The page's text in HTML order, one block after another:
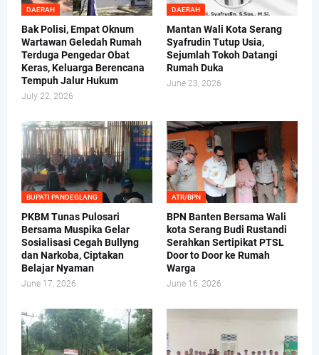
DAERAH
Bak Polisi, Empat Oknum
Wartawan Geledah Rumah
Terduga Pengedar Obat
Keras, Keluarga Berencana
Tempuh Jalur Hukum
July 22, 2026
DAERAH
Mantan Wali Kota Serang
Syafrudin Tutup Usia,
Sejumlah Tokoh Datangi
Rumah Duka
June 23, 2026
BUPATI PANDEGLANG
PKBM Tunas Pulosari
Bersama Muspika Gelar
Sosialisasi Cegah Bullyng
dan Narkoba, Ciptakan
Belajar Nyaman
June 17, 2026
ATR/BPN
BPN Banten Bersama Wali
kota Serang Budi Rustandi
Serahkan Sertipikat PTSL
Door to Door ke Rumah
Warga
June 16, 2026